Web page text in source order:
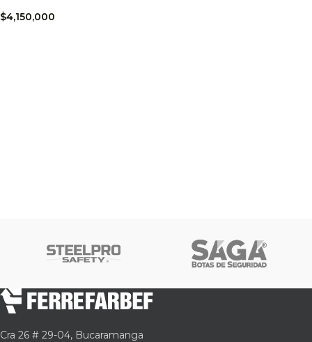
$4,150,000
Cra 26 # 29-04, Bucaramanga